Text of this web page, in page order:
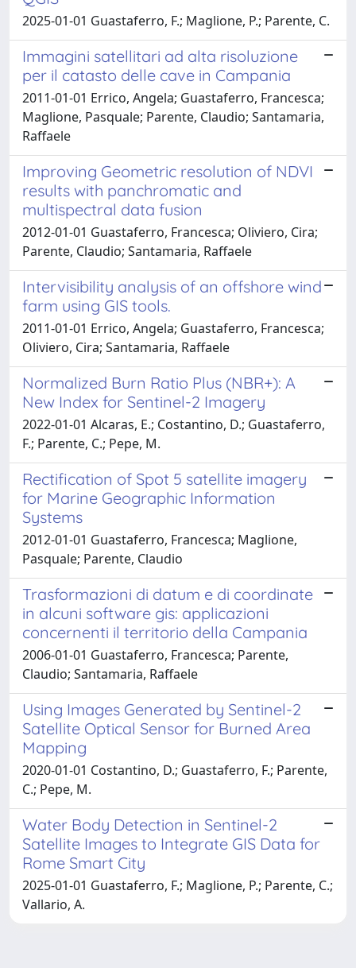
2025-01-01 Guastaferro, F.; Maglione, P.; Parente, C.
Immagini satellitari ad alta risoluzione
per il catasto delle cave in Campania
2011-01-01 Errico, Angela; Guastaferro, Francesca;
Maglione, Pasquale; Parente, Claudio; Santamaria,
Raffaele
Improving Geometric resolution of NDVI
results with panchromatic and
multispectral data fusion
2012-01-01 Guastaferro, Francesca; Oliviero, Cira;
Parente, Claudio; Santamaria, Raffaele
Intervisibility analysis of an offshore wind
farm using GIS tools.
2011-01-01 Errico, Angela; Guastaferro, Francesca;
Oliviero, Cira; Santamaria, Raffaele
Normalized Burn Ratio Plus (NBR+): A
New Index for Sentinel-2 Imagery
2022-01-01 Alcaras, E.; Costantino, D.; Guastaferro,
F.; Parente, C.; Pepe, M.
Rectification of Spot 5 satellite imagery
for Marine Geographic Information
Systems
2012-01-01 Guastaferro, Francesca; Maglione,
Pasquale; Parente, Claudio
Trasformazioni di datum e di coordinate
in alcuni software gis: applicazioni
concernenti il territorio della Campania
2006-01-01 Guastaferro, Francesca; Parente,
Claudio; Santamaria, Raffaele
Using Images Generated by Sentinel-2
Satellite Optical Sensor for Burned Area
Mapping
2020-01-01 Costantino, D.; Guastaferro, F.; Parente,
C.; Pepe, M.
Water Body Detection in Sentinel-2
Satellite Images to Integrate GIS Data for
Rome Smart City
2025-01-01 Guastaferro, F.; Maglione, P.; Parente, C.;
Vallario, A.